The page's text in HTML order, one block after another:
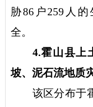
胁86户259人
全。
4.霍山县上
坡、泥石流地质
该区分布于